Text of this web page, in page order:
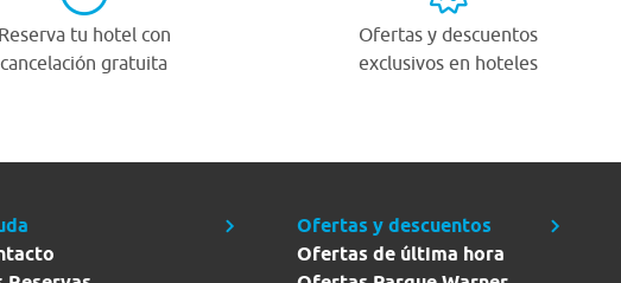
Reserva tu hotel con
cancelación gratuita
Ofertas y descuentos
exclusivos en hoteles
Ofertas y descuentos
Ofertas de última hora